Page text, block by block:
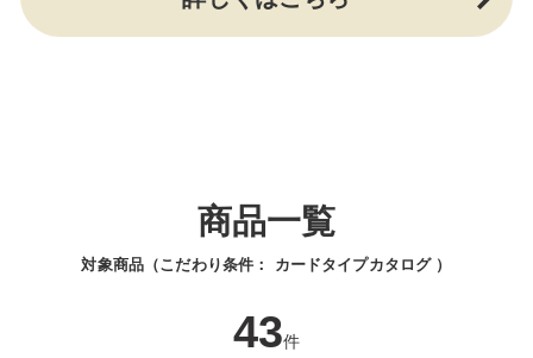
商品一覧
対象商品（こだわり条件： カードタイプカタログ）
43件